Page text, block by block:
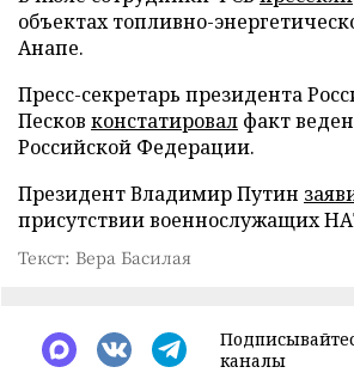
объектах топливно-
Анапе.
Пресс-секретарь президента
Песков констатировал факт
Российской Федерации.
Президент Владимир Путин
присутствии военнослужащих
Текст: Вера Басилая
каналы